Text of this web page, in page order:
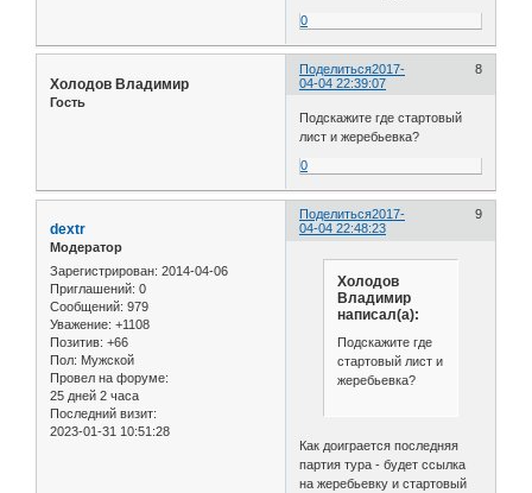
0
Поделиться 8
2017-
04-04 22:39:07
Холодов Владимир
Гость
Подскажите где стартовый
лист и жеребьевка?
0
Поделиться 9
2017-
04-04 22:48:23
dextr
Модератор
Зарегистрирован: 2014-04-06
Приглашений: 0
Сообщений: 979
Уважение: +1108
Позитив: +66
Пол: Мужской
Провел на форуме:
25 дней 2 часа
Последний визит:
2023-01-31 10:51:28
Холодов
Владимир
написал(а):
Подскажите где
стартовый лист и
жеребьевка?
Как доиграется последняя
партия тура - будет ссылка
на жеребьевку и стартовый